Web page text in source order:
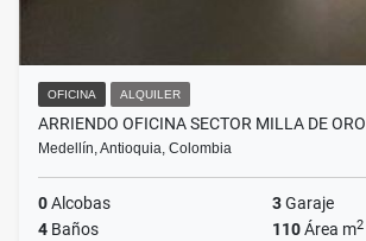
OFICINA ALQUILER
ARRIENDO OFICINA SECTOR MILLA DE ORO
Medellín, Antioquia, Colombia
0Alcobas 3Garaje
4 Baños 110Área m2